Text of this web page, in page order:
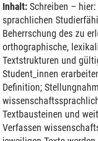
Inhalt: Schreiben –
sprachlichen
Beherrschung des zu
orthographische,
Textstrukturen und
Student_innen
Definition;
Textbausteinen und
Verfassen